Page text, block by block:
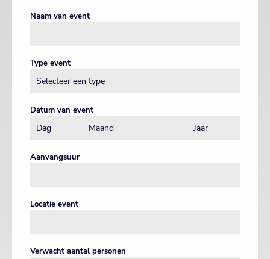
Naam van event
Type event
Datum van event
Aanvangsuur
Locatie event
Verwacht aantal personen